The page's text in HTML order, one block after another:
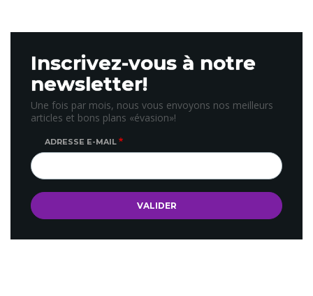
Inscrivez-vous à notre
newsletter!
Une fois par mois, nous vous envoyons nos meilleurs
articles et bons plans «évasion»!
ADRESSE E-MAIL